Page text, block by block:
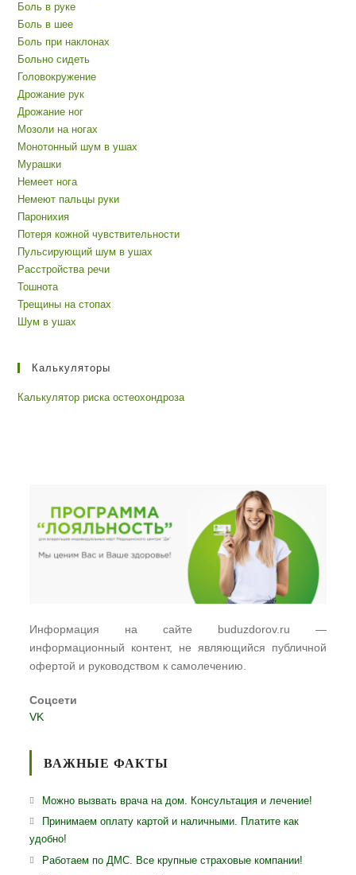
Боль в руке
Боль в шее
Боль при наклонах
Больно сидеть
Головокружение
Дрожание рук
Дрожание ног
Мозоли на ногах
Монотонный шум в ушах
Мурашки
Немеет нога
Немеют пальцы руки
Паронихия
Потеря кожной чувствительности
Пульсирующий шум в ушах
Расстройства речи
Тошнота
Трещины на стопах
Шум в ушах
Калькуляторы
Калькулятор риска остеохондроза
Информация на сайте buduzdorov.ru —
информационный контент, не являющийся публичной
офертой и руководством к самолечению.
Соцсети
VK
ВАЖНЫЕ ФАКТЫ
Можно вызвать врача на дом. Консультация и лечение!
Принимаем оплату картой и наличными. Платите как
удобно!
Работаем по ДМС. Все крупные страховые компании!